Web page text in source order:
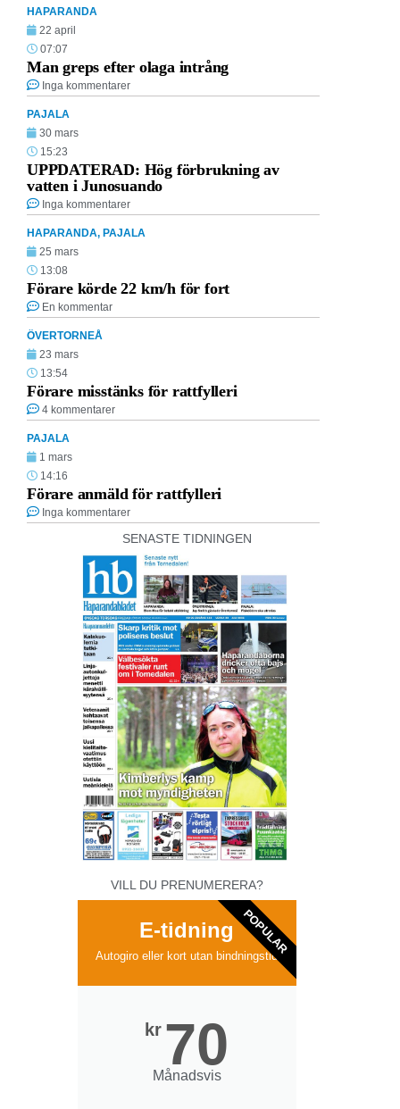
HAPARANDA
22 april
07:07
Man greps efter olaga intrång
Inga kommentarer
PAJALA
30 mars
15:23
UPPDATERAD: Hög förbrukning av
vatten i Junosuando
Inga kommentarer
HAPARANDA, PAJALA
25 mars
13:08
Förare körde 22 km/h för fort
En kommentar
ÖVERTORNEÅ
23 mars
13:54
Förare misstänks för rattfylleri
4 kommentarer
PAJALA
1 mars
14:16
Förare anmäld för rattfylleri
Inga kommentarer
SENASTE TIDNINGEN
VILL DU PRENUMERERA?
E-tidning
Autogiro eller kort utan bindningstid
kr 70
Månadsvis
POPULAR